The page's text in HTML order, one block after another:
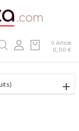
0 Article
0,00 €